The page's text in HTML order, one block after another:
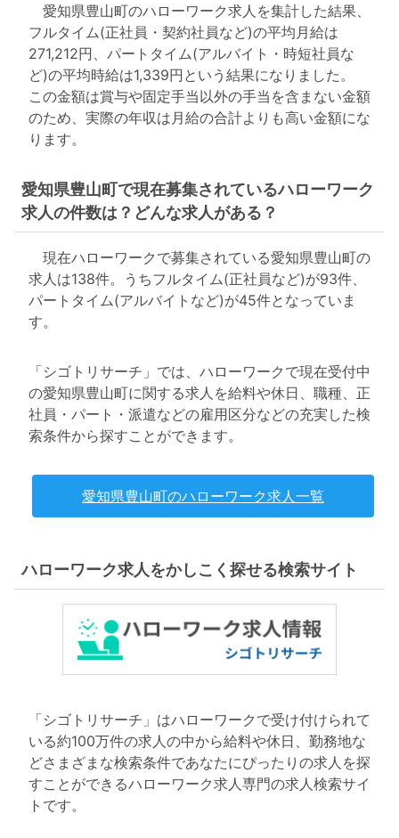
愛知県豊山町のハローワーク求人を集計した結果、
フルタイム(正社員・契約社員など)の平均月給は
271,212円、パートタイム(アルバイト・時短社員な
ど)の平均時給は1,339円という結果になりました。
この金額は賞与や固定手当以外の手当を含まない金額
のため、実際の年収は月給の合計よりも高い金額にな
ります。
愛知県豊山町で現在募集されているハローワーク
求人の件数は？どんな求人がある？
現在ハローワークで募集されている愛知県豊山町の
求人は138件。うちフルタイム(正社員など)が93件、
パートタイム(アルバイトなど)が45件となっていま
す。
「シゴトリサーチ」では、ハローワークで現在受付中
の愛知県豊山町に関する求人を給料や休日、職種、正
社員・パート・派遣などの雇用区分などの充実した検
索条件から探すことができます。
愛知県豊山町のハローワーク求人一覧
ハローワーク求人をかしこく探せる検索サイト
「シゴトリサーチ」はハローワークで受け付けられて
いる約100万件の求人の中から給料や休日、勤務地な
どさまざまな検索条件であなたにぴったりの求人を探
すことができるハローワーク求人専門の求人検索サイ
トです。